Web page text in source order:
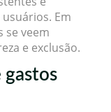
Em
se veem
e exclusão.
gastos